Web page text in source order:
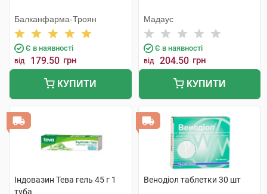
Балканфарма-Троян
Є в наявності
від 179.50 грн
КУПИТИ
Мадаус
Є в наявності
від 204.50 грн
КУПИТИ
Індовазин Тева гель 45 г 1
туба
Венодіол таблетки 30 шт